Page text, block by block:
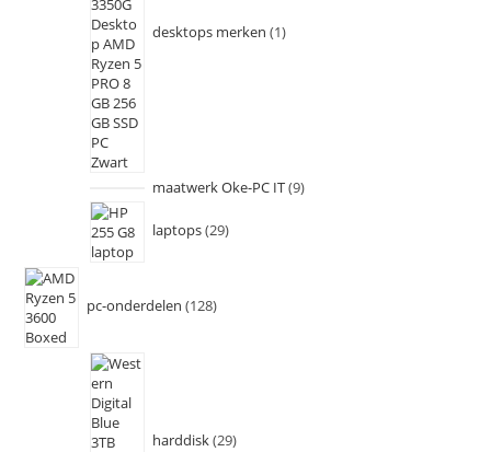
desktops merken 1
maatwerk Oke-PC IT 9
laptops 29
pc-onderdelen 128
harddisk 29